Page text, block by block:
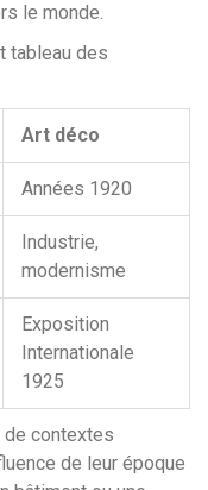
le monde.
tableau des
Art déco
Années 1920
Industrie,
modernisme
Exposition
Internationale
1925
de contextes
de leur époque